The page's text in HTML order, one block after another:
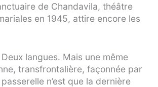
de Chandavila, théâtre
en 1945, attire encore les
langues. Mais une même
transfrontalière, façonnée par
n’est que la dernière